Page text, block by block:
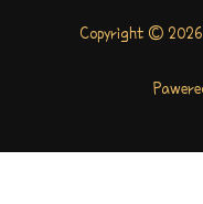
Copyright © 2026